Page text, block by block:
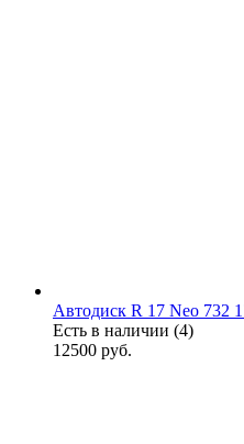
Автодиск R 17 Neo 732
Есть в наличии (4)
12500 руб.